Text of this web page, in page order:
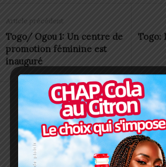
Article précédent
Togo/ Ogou 1: Un centre de
promotion féminine est
inauguré
Togo:
Alida AKAKPO